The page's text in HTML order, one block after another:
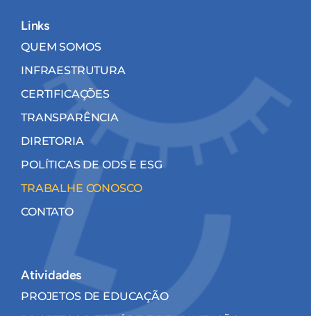
Links
QUEM SOMOS
INFRAESTRUTURA
CERTIFICAÇÕES
TRANSPARÊNCIA
DIRETORIA
POLÍTICAS DE ODS E ESG
TRABALHE CONOSCO
CONTATO
Atividades
PROJETOS DE EDUCAÇÃO